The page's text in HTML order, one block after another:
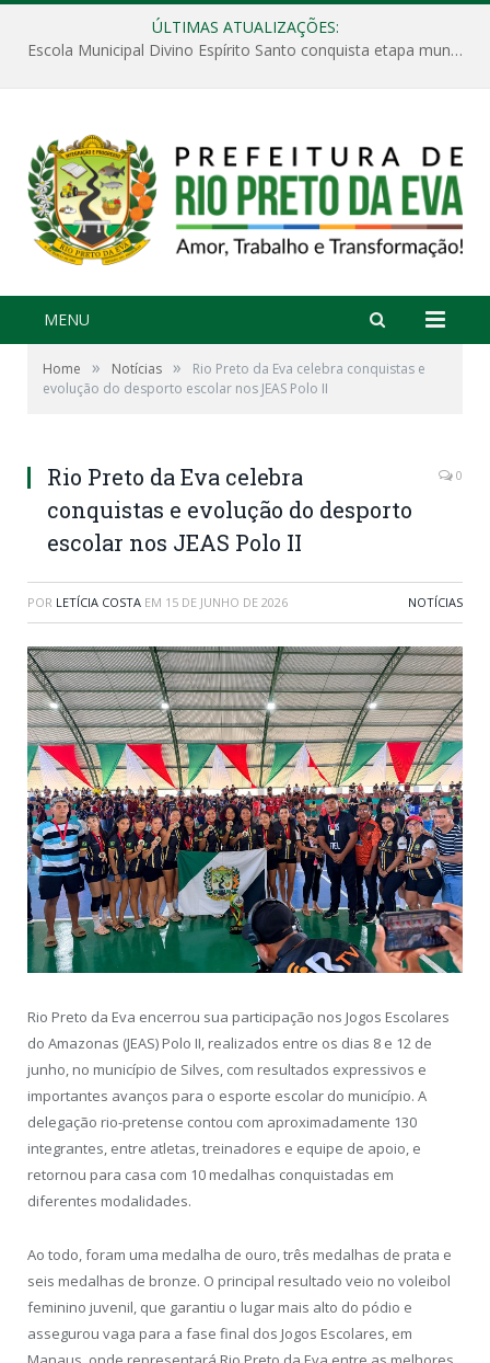
ÚLTIMAS ATUALIZAÇÕES:
Escola Municipal Divino Espírito Santo conquista etapa municipal da V Feira Amazonense de Matemática
MENU
Home » Notícias »
Rio Preto da Eva celebra conquistas e
evolução do desporto escolar nos JEAS Polo II
Rio Preto da Eva celebra
conquistas e evolução do desporto
escolar nos JEAS Polo II
0
POR LETÍCIA COSTA EM 15 DE JUNHO DE 2026 NOTÍCIAS
Rio Preto da Eva encerrou sua participação nos Jogos Escolares
do Amazonas (JEAS) Polo II, realizados entre os dias 8 e 12 de
junho, no município de Silves, com resultados expressivos e
importantes avanços para o esporte escolar do município. A
delegação rio-pretense contou com aproximadamente 130
integrantes, entre atletas, treinadores e equipe de apoio, e
retornou para casa com 10 medalhas conquistadas em
diferentes modalidades.
Ao todo, foram uma medalha de ouro, três medalhas de prata e
seis medalhas de bronze. O principal resultado veio no voleibol
feminino juvenil, que garantiu o lugar mais alto do pódio e
assegurou vaga para a fase final dos Jogos Escolares, em